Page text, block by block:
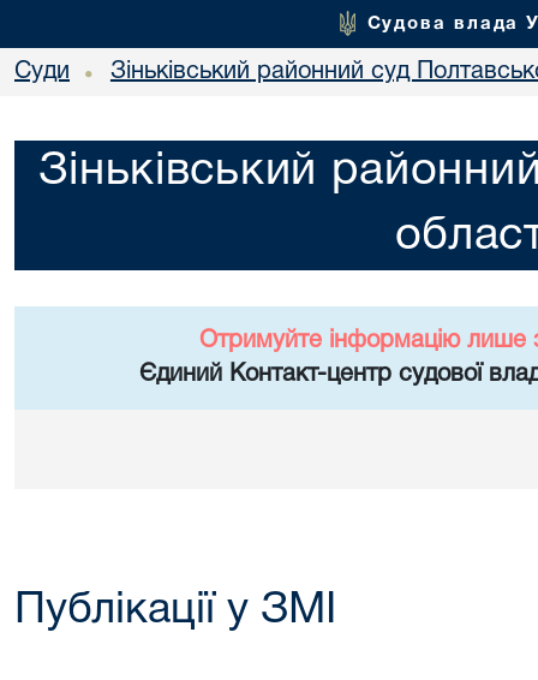
Судова влада
Суди • Зіньківський районний суд
Зіньківський
Отримуйте інформацію лише
Єдиний Контакт-центр судової
Публікації у ЗМІ